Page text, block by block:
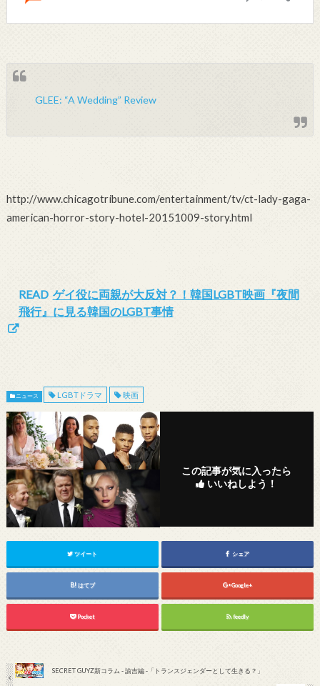
GLEE: “A Wedding” Review
http://www.chicagotribune.com/entertainment/tv/ct-lady-gaga-
american-horror-story-hotel-20151009-story.html
READ ゲイ役に両親が大反対？！韓国LGBT映画『夜間
飛行』に見る韓国のLGBT事情
ニュース LGBTドラマ 映画
この記事が気に入ったら
いいねしよう！
ツイート シェア
はてブ Google+
Pocket feedly
SECRET GUYZ新コラム - 諭吉編 -「トランスジェンダーとして生きる？」